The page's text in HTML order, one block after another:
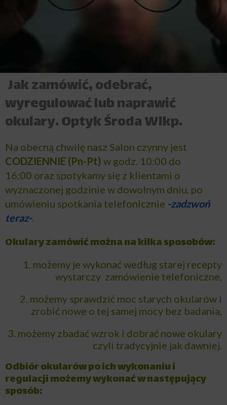
Jak zamówić, odebrać,
wyregulować lub naprawić
okulary. Optyk Środa Wlkp.
Na obecną chwilę nasz Salon czynny jest
CODZIENNIE (Pn-Pt) w godz. 10:00 do
16:00 oraz spotykamy się z klientami o
wyznaczonej godzinie w dowolnym dniu, po
umówieniu spotkania telefonicznie -zadzwoń
teraz-.
Okulary zamówić można na kilka sposobów:
1. możemy je wykonać według starej recepty
wystarczy zamówienie telefoniczne,
2. możemy sprawdzić moc starych okularów i
zrobić nowe o tej samej mocy bez badania,
3. możemy zbadać wzrok i dobrać nowe okulary
czyli tradycyjnie jak dawniej.
Odbiór okularów po ich wykonaniu i
regulacji możemy wykonać w następujący
sposób: